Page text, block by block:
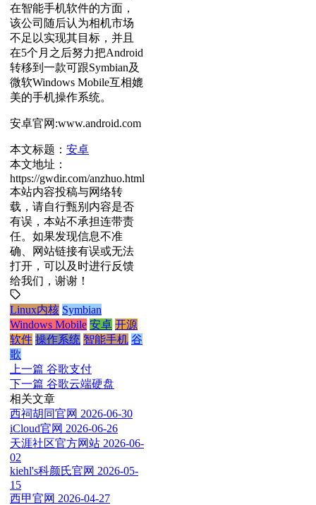
在智能手机软件的方面，
该公司随后认为相机市场
不足以实现其目标，并且
在5个月之后努力把Android
转移到一款可跟Symbian及
微软Windows Mobile互相媲
美的手机操作系统。
安卓官网:www.android.com
本文标题： 安卓
本文地址：
https://gwdir.com/anzhuo.html
本站内容投稿与网络转
载，请自行甄别内容是否
有误，本站不承担连带责
任。如果发现信息不准
确、网站链接有误或无法
打开，可以及时进行反馈
给我们，谢谢！
Linux内核 Symbian
Windows Mobile 安卓 开源
软件 操作系统 智能手机 谷
歌
上一篇 谷歌支付
下一篇 谷歌云端硬盘
相关文章
西祠胡同官网 2026-06-30
iCloud官网 2026-06-26
天涯社区官方网站 2026-06-
02
kiehl's科颜氏官网 2026-05-
15
西甲官网 2026-04-27